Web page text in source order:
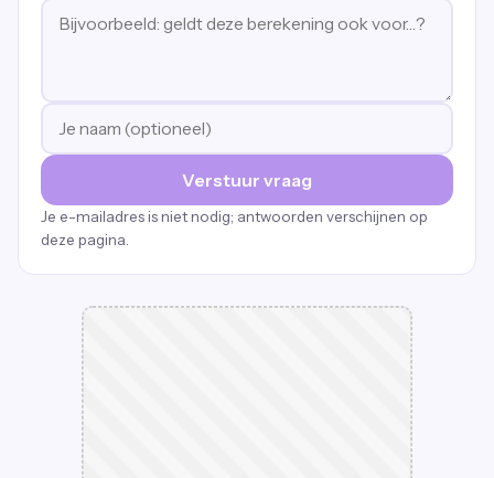
Verstuur vraag
Je e-mailadres is niet nodig; antwoorden verschijnen op
deze pagina.